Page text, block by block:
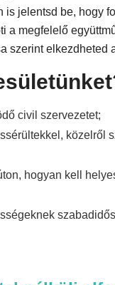
jelentsd be, hogy
a megfelelő
szerint elkezdheted
civil szervezetet;
közelről
hogyan kell